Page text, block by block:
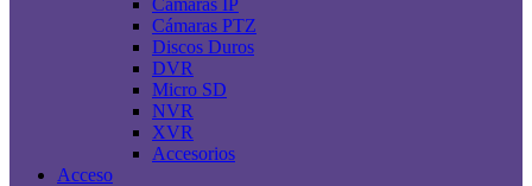
Cámaras IP
Cámaras PTZ
Discos Duros
DVR
Micro SD
NVR
XVR
Accesorios
Acceso